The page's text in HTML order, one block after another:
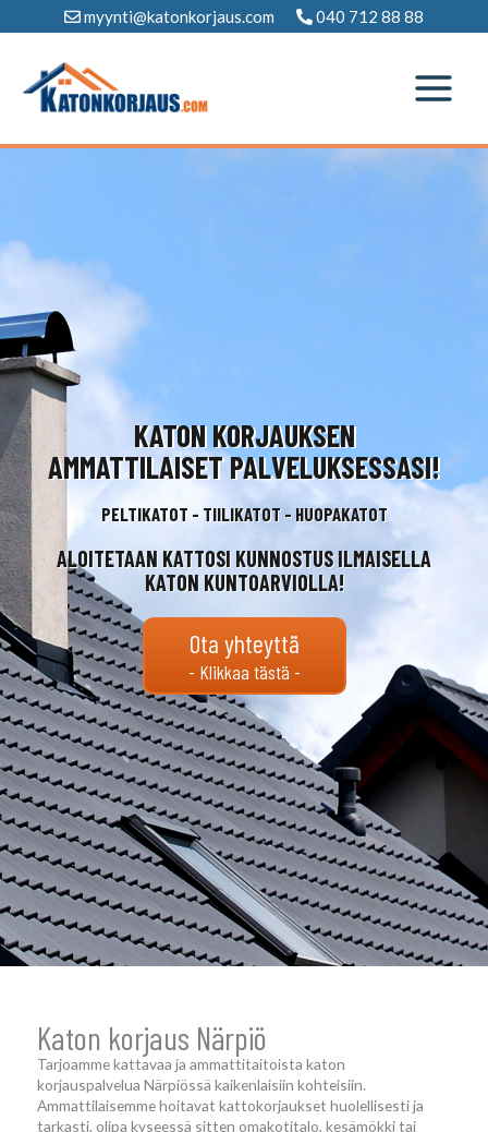
sisältöön
myynti@katonkorjaus.com 040 712 88 88
KATON KORJAUKSEN
AMMATTILAISET PALVELUKSESSASI!
PELTIKATOT - TIILIKATOT - HUOPAKATOT
ALOITETAAN KATTOSI KUNNOSTUS ILMAISELLA
KATON KUNTOARVIOLLA!
Ota yhteyttä
Katon korjaus Närpiö
Tarjoamme kattavaa ja ammattitaitoista katon
korjauspalvelua Närpiössä kaikenlaisiin kohteisiin.
Ammattilaisemme hoitavat kattokorjaukset huolellisesti ja
tarkasti, olipa kyseessä sitten omakotitalo, kesämökki tai